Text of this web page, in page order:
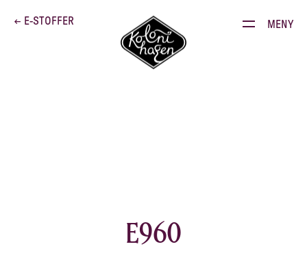
← E-STOFFER MENY
Dette brenner vi for
Produkter
GårdenE960